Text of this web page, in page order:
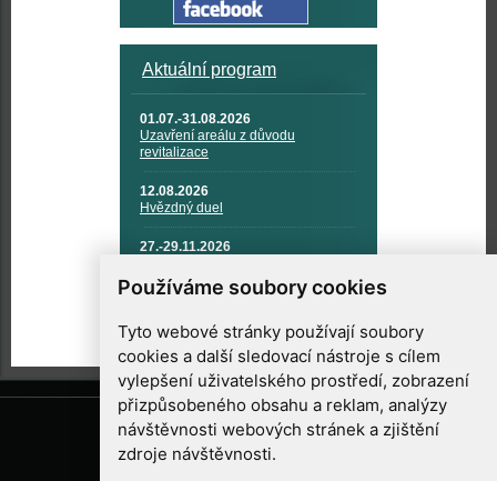
Používáme soubory cookies
Tyto webové stránky používají soubory
cookies a další sledovací nástroje s cílem
vylepšení uživatelského prostředí, zobrazení
přizpůsobeného obsahu a reklam, analýzy
návštěvnosti webových stránek a zjištění
zdroje návštěvnosti.
Aktuální program
01.07.-31.08.2026
Uzavření areálu z důvodu
revitalizace
12.08.2026
Hvězdný duel
27.-29.11.2026
TECHNIKA A KOSMICKÉ
TECHNOLOGIE